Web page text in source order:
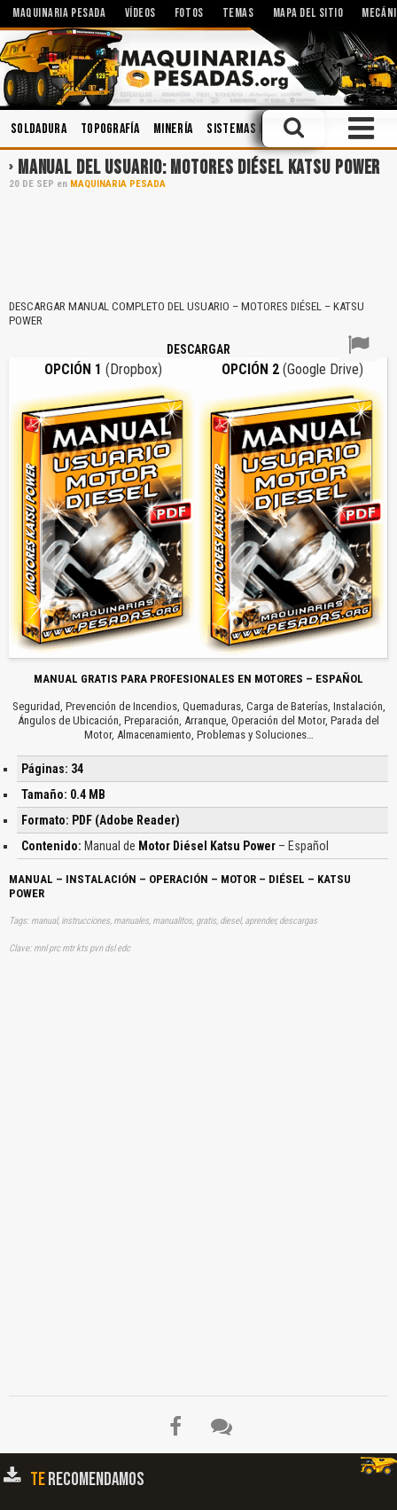
MAQUINARIA PESADA VÍDEOS FOTOS TEMAS MAPA DEL SITIO
Soldadura Topografía Minería Sistemas Hidráulicos Mecánica
MANUAL DEL USUARIO: MOTORES DIÉSEL KATSU POWER
20 DE SEP en MAQUINARIA PESADA
DESCARGAR MANUAL COMPLETO DEL USUARIO – MOTORES DIÉSEL – KATSU
POWER
DESCARGAR
OPCIÓN 1 (Dropbox) OPCIÓN 2 (Google Drive)
MANUAL GRATIS PARA PROFESIONALES EN MOTORES – ESPAÑOL
Seguridad, Prevención de Incendios, Quemaduras, Carga de Baterías, Instalación,
Ángulos de Ubicación, Preparación, Arranque, Operación del Motor, Parada del
Motor, Almacenamiento, Problemas y Soluciones…
Páginas: 34
Tamaño: 0.4 MB
Formato: PDF (Adobe Reader)
Contenido: Manual de Motor Diésel Katsu Power– Español
MANUAL – INSTALACIÓN – OPERACIÓN – MOTOR – DIÉSEL – KATSU
POWER
Tags: manual, instrucciones, manuales, manualitos, gratis, diesel, aprender, descargas
Clave: mnl prc mtr kts pvn dsl edc
TERECOMENDAMOS